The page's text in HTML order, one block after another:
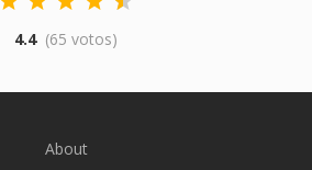
4.4 (65 votos)
About